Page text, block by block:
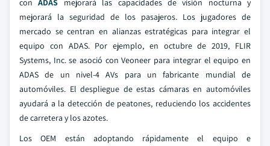
conADAS mejorará las capacidades de visión nocturna y
mejorará la seguridad de los pasajeros. Los jugadores de
mercado se centran en alianzas estratégicas para integrar el
equipo con ADAS. Por ejemplo, en octubre de 2019, FLIR
Systems, Inc. se asoció con Veoneer para integrar el equipo en
ADAS de un nivel-4 AVs para un fabricante mundial de
automóviles. El despliegue de estas cámaras en automóviles
ayudará a la detección de peatones, reduciendo los accidentes
de carretera y los azotes.
Los OEM están adoptando rápidamente el equipo e